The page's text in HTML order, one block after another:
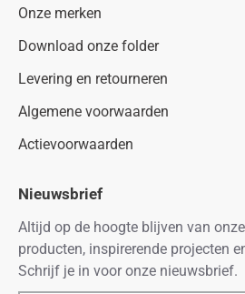
Onze merken
Download onze folder
Levering en retourneren
Algemene voorwaarden
Actievoorwaarden
Nieuwsbrief
Altijd op de hoogte blijven van
producten, inspirerende projecten
Schrijf je in voor onze nieuwsbrief.